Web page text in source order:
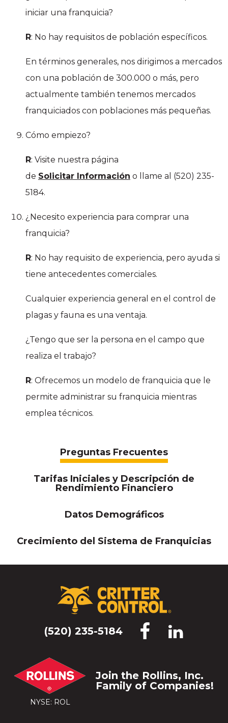
iniciar una franquicia?
R: No hay requisitos de población específicos.
En términos generales, nos dirigimos a mercados
con una población de 300.000 o más, pero
actualmente también tenemos mercados
franquiciados con poblaciones más pequeñas.
Cómo empiezo?
R: Visite nuestra página
de Solicitar Información o llame al (520) 235-
5184.
¿Necesito experiencia para comprar una
franquicia?
R: No hay requisito de experiencia, pero ayuda si
tiene antecedentes comerciales.
Cualquier experiencia general en el control de
plagas y fauna es una ventaja.
¿Tengo que ser la persona en el campo que
realiza el trabajo?
R: Ofrecemos un modelo de franquicia que le
permite administrar su franquicia mientras
emplea técnicos.
Preguntas Frecuentes
Tarifas Iniciales y Descripción de
Rendimiento Financiero
Datos Demográficos
Crecimiento del Sistema de Franquicias
(520) 235-5184
NYSE: ROL
Join the Rollins, Inc.
Family of Companies!